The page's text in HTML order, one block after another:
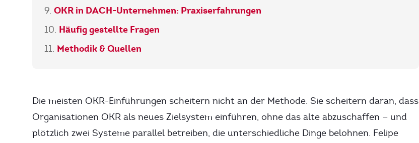
OKR in DACH-Unternehmen: Praxiserfahrungen
Häufig gestellte Fragen
Methodik & Quellen
Die meisten OKR-Einführungen scheitern nicht an der Methode. Sie scheitern daran, dass
Organisationen OKR als neues Zielsystem einführen, ohne das alte abzuschaffen — und
plötzlich zwei Systeme parallel betreiben, die unterschiedliche Dinge belohnen. Felipe